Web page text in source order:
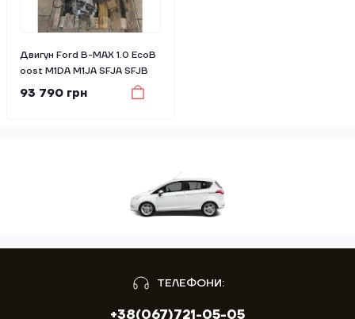
Двигун Ford B-MAX 1.0 EcoB
oost M1DA M1JA SFJA SFJB
93 790 грн
ТЕЛЕФОНИ:
+38(067)721-05-05